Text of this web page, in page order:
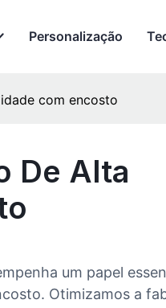
Personalização
com encosto
De Alta
um papel
Otimizamos a